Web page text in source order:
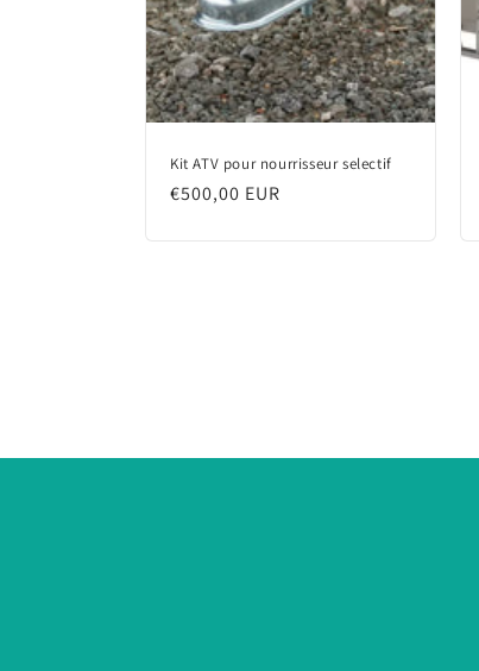
Kit ATV pour nourrisseur selectif
Regular
€500,00 EUR